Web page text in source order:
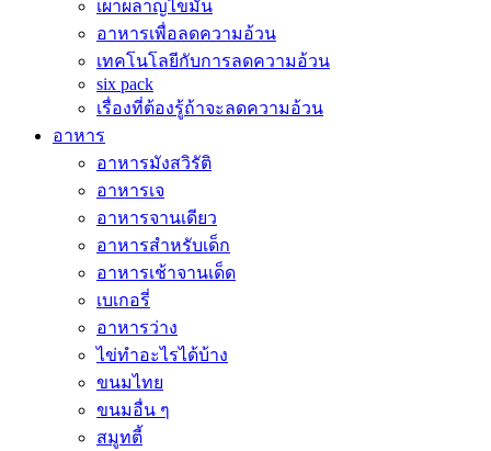
เผาผลาญไขมัน
อาหารเพื่อลดความอ้วน
เทคโนโลยีกับการลดความอ้วน
six pack
เรื่องที่ต้องรู้ถ้าจะลดความอ้วน
อาหาร
อาหารมังสวิรัติ
อาหารเจ
อาหารจานเดียว
อาหารสำหรับเด็ก
อาหารเช้าจานเด็ด
เบเกอรี่
อาหารว่าง
ไข่ทำอะไรได้บ้าง
ขนมไทย
ขนมอื่น ๆ
สมูทตี้